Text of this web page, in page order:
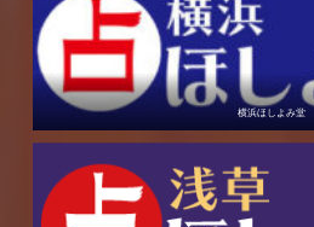
横浜ほしよみ堂